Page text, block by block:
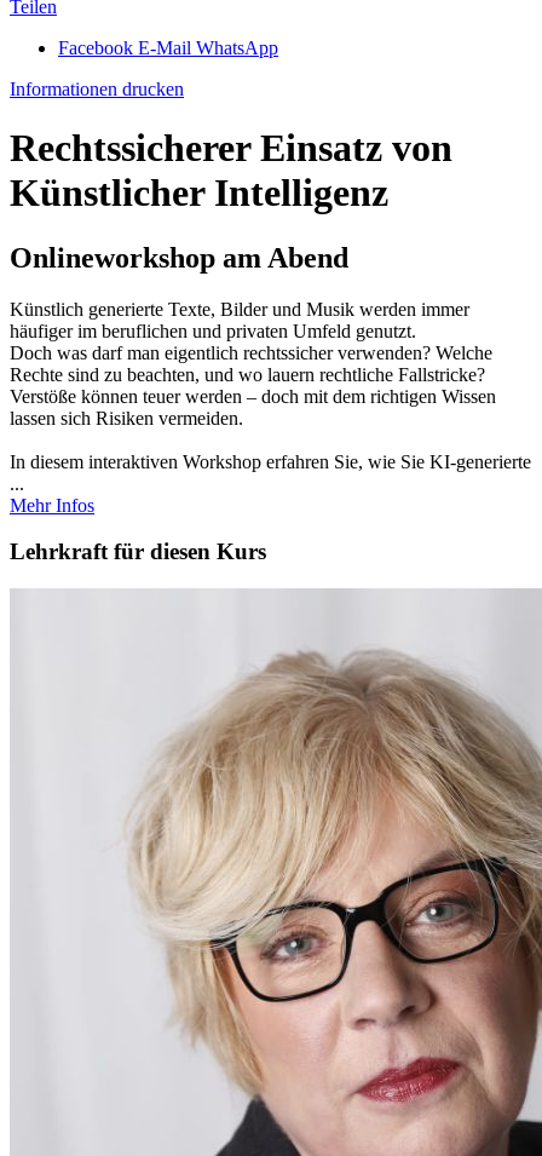
Teilen
Facebook E-Mail WhatsApp
Informationen drucken
Rechtssicherer Einsatz von
Künstlicher Intelligenz
Onlineworkshop am Abend
Künstlich generierte Texte, Bilder und Musik werden immer
häufiger im beruflichen und privaten Umfeld genutzt.
Doch was darf man eigentlich rechtssicher verwenden? Welche
Rechte sind zu beachten, und wo lauern rechtliche Fallstricke?
Verstöße können teuer werden – doch mit dem richtigen Wissen
lassen sich Risiken vermeiden.
In diesem interaktiven Workshop erfahren Sie, wie Sie KI-generierte
...
Mehr Infos
Lehrkraft für diesen Kurs